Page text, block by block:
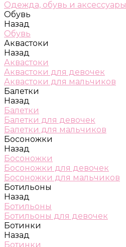
Одежда, обувь и аксессуары
Обувь
Назад
Обувь
Аквастоки
Назад
Аквастоки
Аквастоки для девочек
Аквастоки для мальчиков
Балетки
Назад
Балетки
Балетки для девочек
Балетки для мальчиков
Босоножки
Назад
Босоножки
Босоножки для девочек
Босоножки для мальчиков
Ботильоны
Назад
Ботильоны
Ботильоны для девочек
Ботинки
Назад
Ботинки